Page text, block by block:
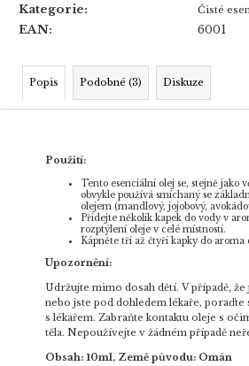
Kategorie: Čisté
EAN: 6001
Popis Podobné (3) Diskuze
Použití:
Tento esenciální olej se, stejně jako
obvykle používá smíchaný se
olejem (mandlový, jojobový,
Přidejte několik kapek do vody v
rozptýlení oleje v celé místnosti.
Kápněte tři až čtyři kapky do aroma
Upozornění:
Udržujte mimo dosah dětí. V případě, že
nebo jste pod dohledem lékaře, poraďte
s lékařem. Zabraňte kontaktu oleje s
těla. Nepoužívejte v žádném případě
Obsah: 10ml, Země původu: Omán